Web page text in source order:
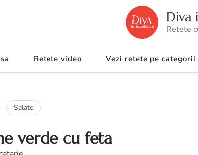
Diva
Retete
Retete video Vezi retete pe categorii
Salate
verde cu feta